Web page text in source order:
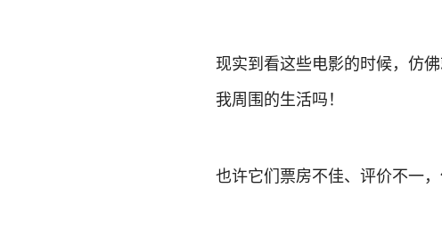
现实到看这些电影的时候，仿
我周围的生活吗！
也许它们票房不佳、评价不一